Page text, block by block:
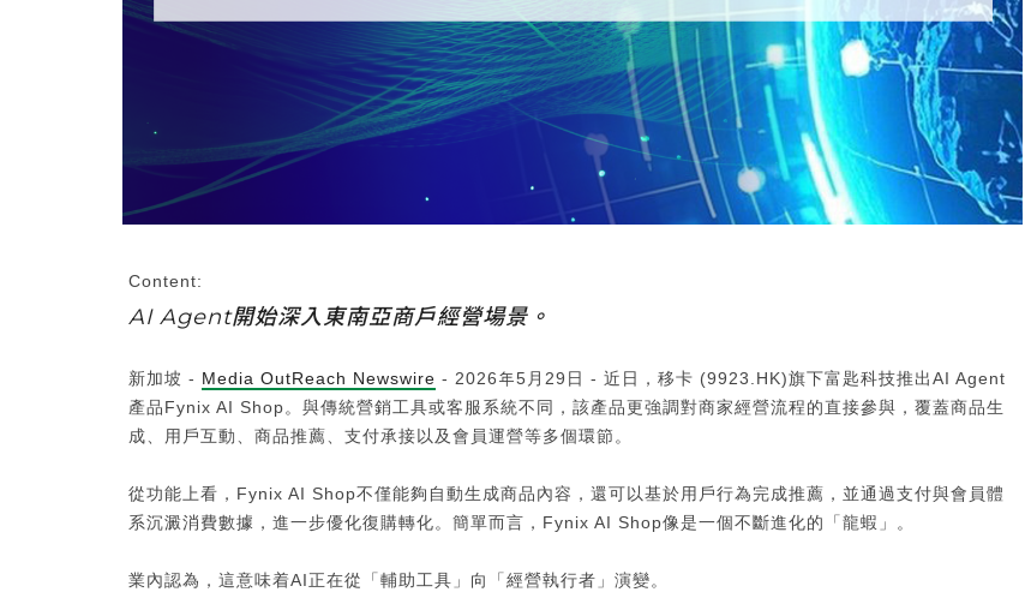
Content:
AI Agent開始深入東南亞商戶經營場景。
新加坡 - Media OutReach Newswire - 2026年5月29日 - 近日，移卡 (9923.HK)旗下富匙科技推出AI Agent
產品Fynix AI Shop。與傳統營銷工具或客服系統不同，該產品更強調對商家經營流程的直接參與，覆蓋商品生
成、用戶互動、商品推薦、支付承接以及會員運營等多個環節。
從功能上看，Fynix AI Shop不僅能夠自動生成商品內容，還可以基於用戶行為完成推薦，並通過支付與會員體
系沉澱消費數據，進一步優化復購轉化。簡單而言，Fynix AI Shop像是一個不斷進化的「龍蝦」。
業內認為，這意味着AI正在從「輔助工具」向「經營執行者」演變。